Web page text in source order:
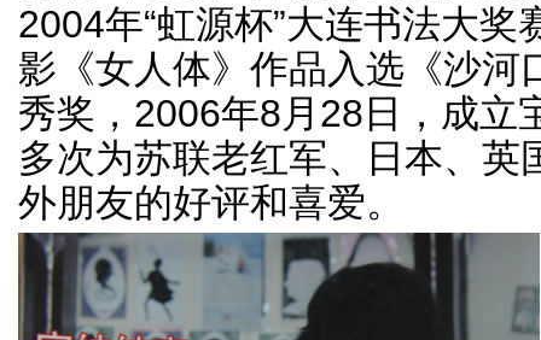
2004年“虹源杯”大连书法大
影《女人体》作品入选《沙河
秀奖，2006年8月28日，成立
多次为苏联老红军、日本、英
外朋友的好评和喜爱。